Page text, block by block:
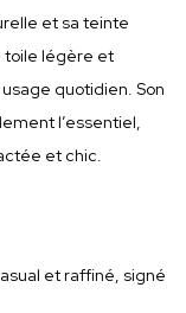
et sa teinte
toile légère et
quotidien. Son
l’essentiel,
et chic.
et raffiné, signé